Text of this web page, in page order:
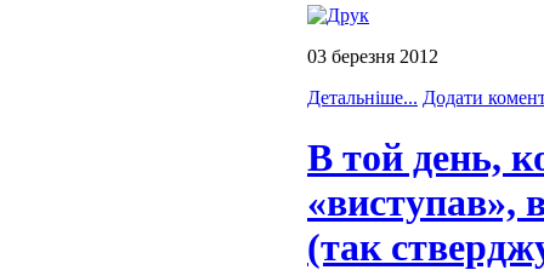
03 березня 2012
Детальніше... Додати
В той день,
«виступав»,
(так